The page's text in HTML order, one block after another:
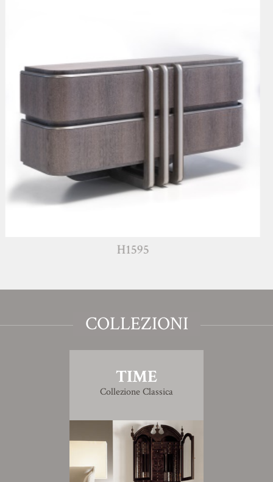
COLLEZIONI
TIME
Collezione Classica